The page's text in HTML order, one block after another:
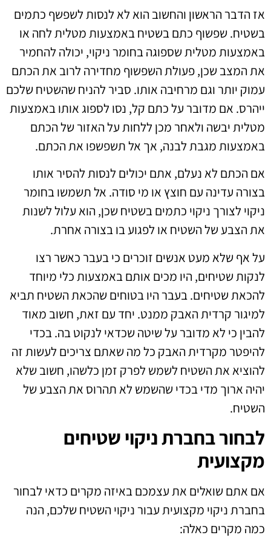
אז הדבר הראשון והחשוב הוא לא לנסות לשפשף כתמים
בשטיח. שפשוף כתם בשטיח באמצעות מטלית לחה או
באמצעות מטלית שספוגה בחומר ניקוי, יכולה להחמיר
את המצב שכן, פעולת השפשוף מחדירה לרוב את הכתם
עמוק יותר וגם מרחיבה אותו. סביר להניח שהשטיח שלכם
ייהרס. אם מדובר על כתם קל, נסו לספוג אותו באמצעות
מטלית יבשה ולאחר מכן ללחות על האזור של הכתם
באמצעות מגבת לבנה, אך אל תשפשפו את הכתם.
אם הכתם לא נעלם, אתם יכולים לנסות להסיר אותו
בצורה עדינה עם חוצץ או מי סודה. אל תשמשו בחומר
ניקוי לצורך ניקוי כתמים בשטיח שכן, הוא עלול לשנות
את הצבע של השטיח או לפגוע בו בצורה אחרת.
על אף שלא מעט אנשים זוכרים כי בעבר כאשר רצו
לנקות שטיחים, היו מכים אותם באמצעות כלי מיוחד
להכאת שטיחים. בעבר היו בטוחים שהכאת השטיח תביא
למיגור קרדית האבק ממנט. יחד עם זאת, חשוב מאוד
להבין כי לא מדובר על שיטה שכדאי לנקוט בה. בכדי
להיפטר מקרדית האבק כל מה שאתם צריכים לעשות זה
להוציא את השטיח לשמש לפרק זמן כלשהו, חשוב שלא
יהיה ארוך מדי בכדי שהשמש לא תהרוס את הצבע של
השטיח.
לבחור בחברת ניקוי שטיחים
מקצועית
אם אתם שואלים את עצמכם באיזה מקרים כדאי לבחור
בחברת ניקוי מקצועית עבור ניקוי השטיח שלכם, הנה
כמה מקרים כאלה: